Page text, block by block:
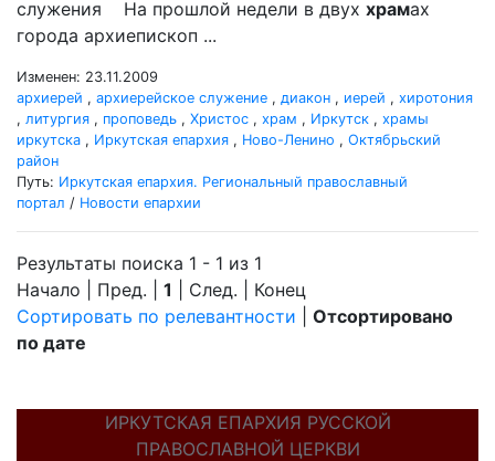
служения На прошлой недели в двух храмах
города архиепископ ...
Изменен: 23.11.2009
архиерей , архиерейское служение , диакон , иерей , хиротония
, литургия , проповедь , Христос , храм , Иркутск , храмы
иркутска , Иркутская епархия , Ново-Ленино , Октябрьский
район
Путь: Иркутская епархия. Региональный православный
портал / Новости епархии
Результаты поиска 1 - 1 из 1
Начало | Пред. | 1 | След. | Конец
Сортировать по релевантности
Отсортировано
по дате
ИРКУТСКАЯ ЕПАРХИЯ РУССКОЙ
ПРАВОСЛАВНОЙ ЦЕРКВИ